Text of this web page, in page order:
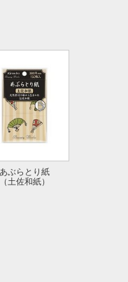
あぶらとり紙
（土佐和紙）